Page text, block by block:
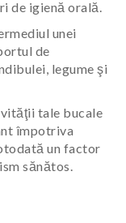
de igienă orală.
unei
de
legume şi
tale bucale
împotriva
un factor
sănătos.